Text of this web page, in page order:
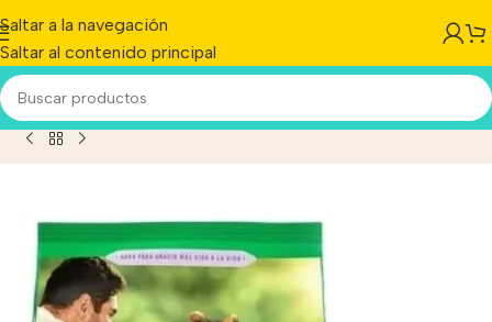
Saltar a la navegación
Saltar al contenido principal
De Raza Mini Y Pequeña Sabor Mix En Bolsa De 21 kg